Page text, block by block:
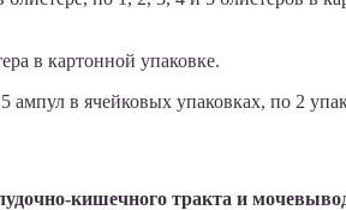
в картонной упаковке.
в ячейковых упаковках, по 2
кишечного тракта и